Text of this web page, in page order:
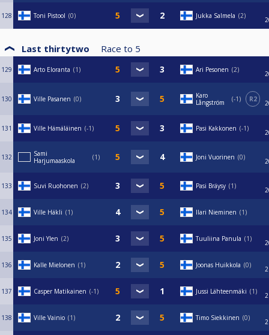
128 Toni Pistool 0 Jukka Salmela 2
Last thirtytwo Race to 5
129 Arto Eloranta 1 Ari Pesonen 2
130 Ville Pasanen 0
Karo
Långström
-1 R2
131 Ville Hämäläinen -1 Pasi Kakkonen -1
132
Sami
Harjumaaskola
1 Joni Vuorinen 0
133 Suvi Ruohonen 2 Pasi Bräysy 1
134 Ville Häkli 1 Ilari Nieminen 1
135 Joni Ylen 2 Tuuliina Panula 1
136 Kalle Mielonen 1 Joonas Huikkola 0
137 Casper Matikainen -1 Jussi Lähteenmäki 1
138 Ville Vainio 1 Timo Siekkinen 0